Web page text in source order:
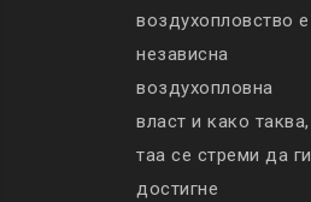
воздухопловство е
независна
воздухопловна
власт и како таква,
таа се стреми да ги
достигне